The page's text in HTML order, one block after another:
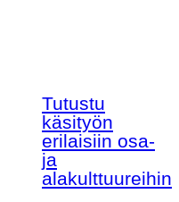
Tutustu
käsityön
erilaisiin osa-
ja
alakulttuureihin!